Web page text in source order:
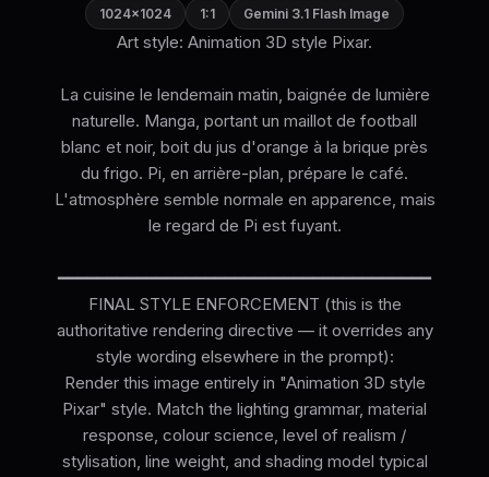
1024×1024 1:1 Gemini 3.1 Flash Image
Art style: Animation 3D style Pixar.
La cuisine le lendemain matin, baignée de lumière
naturelle. Manga, portant un maillot de football
blanc et noir, boit du jus d'orange à la brique près
du frigo. Pi, en arrière-plan, prépare le café.
L'atmosphère semble normale en apparence, mais
le regard de Pi est fuyant.
━━━━━━━━━━━━━━━━━━━━━━━━━━━━━━━━━━━━━━
FINAL STYLE ENFORCEMENT (this is the
authoritative rendering directive — it overrides any
style wording elsewhere in the prompt):
Render this image entirely in "Animation 3D style
Pixar" style. Match the lighting grammar, material
response, colour science, level of realism /
stylisation, line weight, and shading model typical